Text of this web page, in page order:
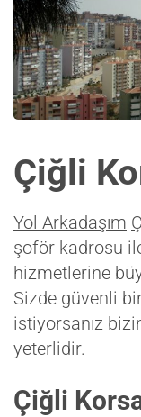
Çiğli
Yol Arkadaşım
şoför kadrosu
hizmetlerine
Sizde güvenli
istiyorsanız
yeterlidir.
Çiğli